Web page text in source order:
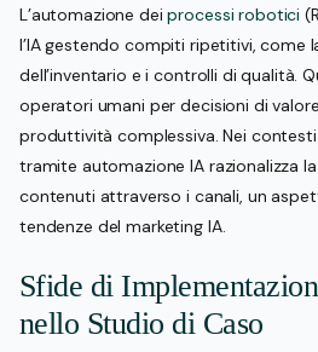
L’automazione deiprocessi robotici
l’IA gestendo compiti ripetitivi, come
dell’inventario e i controlli di qualità.
operatori umani per decisioni di
produttività complessiva. Nei contesti
tramite automazione IA razionalizza
contenuti attraverso i canali, un
tendenze del marketing IA.
Sfide di
nello Studio di Caso